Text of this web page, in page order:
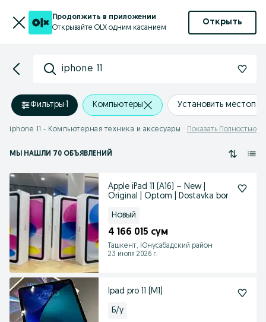
Продолжить в приложении
Открывайте OLX одним касанием
Открыть
iphone 11
Фильтры·1 Компьютеры Установить
iphone 11 - Компьютерная техника и аксесуары Показать Полностью
МЫ НАШЛИ 70 ОБЪЯВЛЕНИЙ
Apple iPad 11 (A16) – New |
Original | Optom | Dostavka bor
Новый
4 166 015 сум
Ташкент, Юнусабадский район
23 июля 2026 г.
Ipad pro 11 (M1)
Б/у